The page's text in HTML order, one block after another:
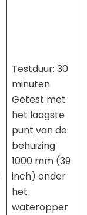
Testduur: 30
minuten
Getest met
het laagste
punt van de
behuizing
1000 mm (39
inch) onder
het
wateropper